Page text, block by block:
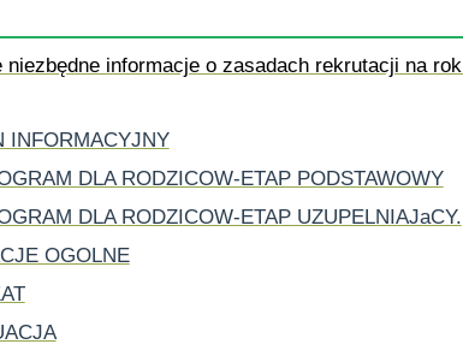
informacje o zasadach rekrutacji na
INFORMACYJNY
DLA RODZICOW-ETAP PODSTAWOWY
DLA RODZICOW-ETAP UZUPELNIAJaCY.
OGOLNE